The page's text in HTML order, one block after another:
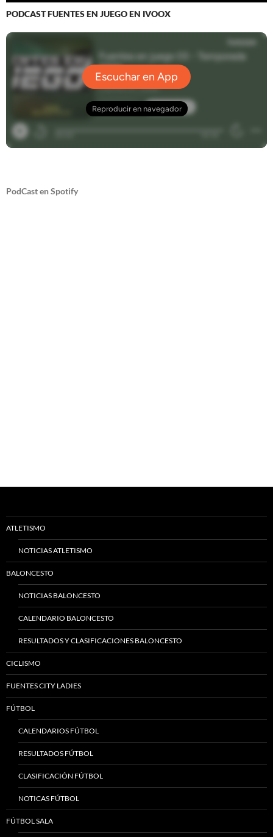
PODCAST FUENTES EN JUEGO EN IVOOX
PodCast en Spotify
ATLETISMO
NOTICIAS ATLETISMO
BALONCESTO
NOTICIAS BALONCESTO
CALENDARIO BALONCESTO
RESULTADOS Y CLASIFICACIONES BALONCESTO
CICLISMO
FUENTES CITY LADIES
FÚTBOL
CALENDARIOS FÚTBOL
RESULTADOS FÚTBOL
CLASIFICACIÓN FÚTBOL
NOTICAS FÚTBOL
FÚTBOL SALA